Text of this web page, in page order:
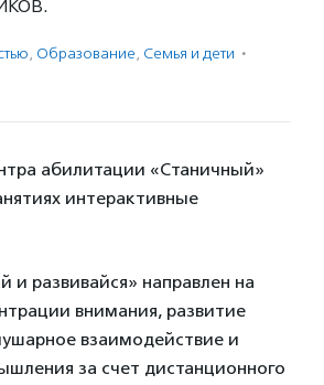
, Образование, Семья и дети ·
абилитации «Станичный»
интерактивные
и развивайся» направлен на
внимания, развитие
взаимодействие и
за счет дистанционного